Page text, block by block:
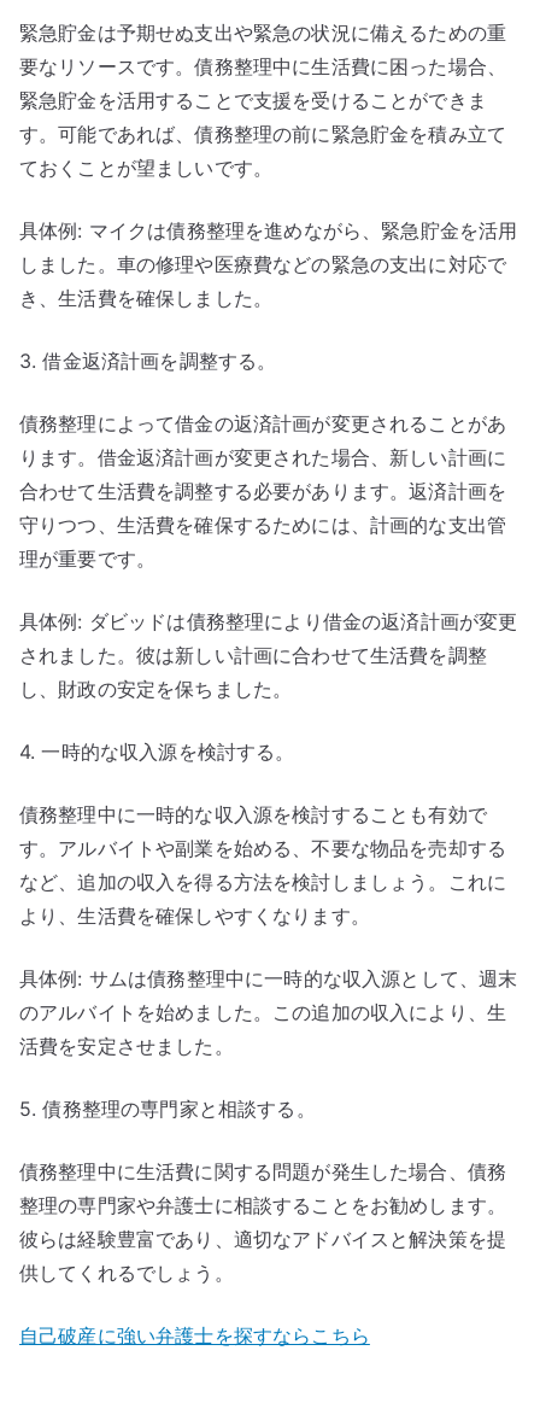
緊急貯金は予期せぬ支出や緊急の状況に備えるための重
要なリソースです。債務整理中に生活費に困った場合、
緊急貯金を活用することで支援を受けることができま
す。可能であれば、債務整理の前に緊急貯金を積み立て
ておくことが望ましいです。
具体例: マイクは債務整理を進めながら、緊急貯金を活用
しました。車の修理や医療費などの緊急の支出に対応で
き、生活費を確保しました。
3. 借金返済計画を調整する。
債務整理によって借金の返済計画が変更されることがあ
ります。借金返済計画が変更された場合、新しい計画に
合わせて生活費を調整する必要があります。返済計画を
守りつつ、生活費を確保するためには、計画的な支出管
理が重要です。
具体例: ダビッドは債務整理により借金の返済計画が変更
されました。彼は新しい計画に合わせて生活費を調整
し、財政の安定を保ちました。
4. 一時的な収入源を検討する。
債務整理中に一時的な収入源を検討することも有効で
す。アルバイトや副業を始める、不要な物品を売却する
など、追加の収入を得る方法を検討しましょう。これに
より、生活費を確保しやすくなります。
具体例: サムは債務整理中に一時的な収入源として、週末
のアルバイトを始めました。この追加の収入により、生
活費を安定させました。
5. 債務整理の専門家と相談する。
債務整理中に生活費に関する問題が発生した場合、債務
整理の専門家や弁護士に相談することをお勧めします。
彼らは経験豊富であり、適切なアドバイスと解決策を提
供してくれるでしょう。
自己破産に強い弁護士を探すならこちら